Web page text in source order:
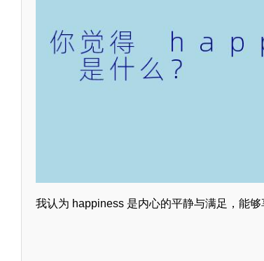
我认为 happiness 是内心的平静与满足，能够